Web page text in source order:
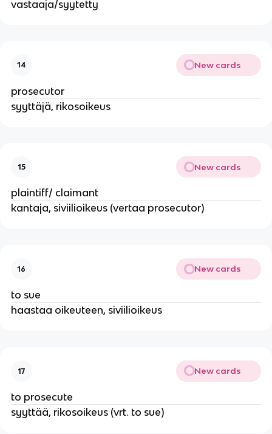
vastaaja/syytetty
14 New cards
prosecutor
syyttäjä, rikosoikeus
15 New cards
plaintiff/ claimant
kantaja, siviilioikeus (vertaa prosecutor)
16 New cards
to sue
haastaa oikeuteen, siviilioikeus
17 New cards
to prosecute
syyttää, rikosoikeus (vrt. to sue)